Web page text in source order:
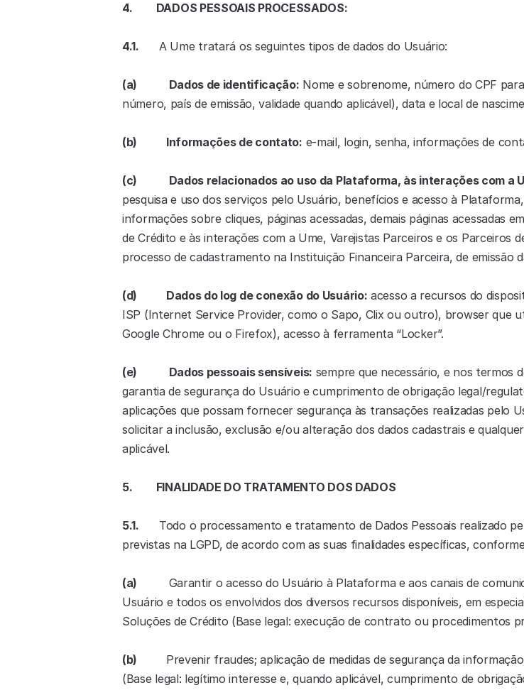
4.         DADOS PESSOAIS PROCESSADOS:
4.1. A Ume tratará os seguintes tipos de dados do Usuário:
(a)            Dados de identificação: Nome e sobrenome, número do CPF
número, país de emissão, validade quando aplicável), data e local de
(b)           Informações de contato: e-mail, login, senha, informações de
(c)            Dados relacionados ao uso da Plataforma, às interações
pesquisa e uso dos serviços pelo Usuário, benefícios e acesso à
informações sobre cliques, páginas acessadas, demais páginas acessadas
de Crédito e às interações com a Ume, Varejistas Parceiros e os Parceiros
processo de cadastramento na Instituição Financeira Parceira, de
(d)           Dados do log de conexão do Usuário: acesso a recursos do
ISP (Internet Service Provider, como o Sapo, Clix ou outro), browser que
Google Chrome ou o Firefox), acesso à ferramenta “Locker”.
(e)            Dados pessoais sensíveis: sempre que necessário, e nos termos
garantia de segurança do Usuário e cumprimento de obrigação legal/
aplicações que possam fornecer segurança às transações realizadas pelo
solicitar a inclusão, exclusão e/ou alteração dos dados cadastrais e
aplicável.
5.         FINALIDADE DO TRATAMENTO DOS DADOS
5.1. Todo o processamento e tratamento de Dados Pessoais realizado
previstas na LGPD, de acordo com as suas finalidades específicas,
(a) Garantir o acesso do Usuário à Plataforma e aos canais de
Usuário e todos os envolvidos dos diversos recursos disponíveis, em
Soluções de Crédito (Base legal: execução de contrato ou procedimentos
(b) Prevenir fraudes; aplicação de medidas de segurança da
(Base legal: legítimo interesse e, quando aplicável, cumprimento de